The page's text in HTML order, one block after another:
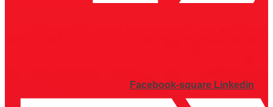
Facebook-square Linkedin